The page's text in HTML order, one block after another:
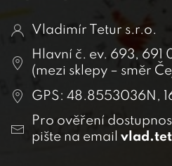
Vladimír Tetur s.r.o.
Hlavní č. ev. 693, 691
(mezi sklepy – směr
GPS: 48.8553036N,
Pro ověření
pište na email